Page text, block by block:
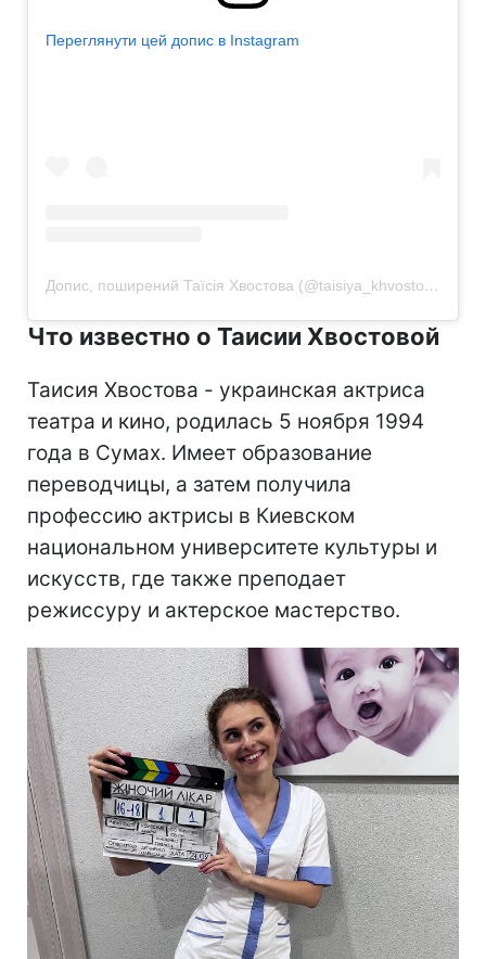
Переглянути цей допис в Instagram
Допис, поширений Таїсія Хвостова (@taisiya_khvostova)
Что известно о Таисии Хвостовой
Таисия Хвостова - украинская актриса
театра и кино, родилась 5 ноября 1994
года в Сумах. Имеет образование
переводчицы, а затем получила
профессию актрисы в Киевском
национальном университете культуры и
искусств, где также преподает
режиссуру и актерское мастерство.